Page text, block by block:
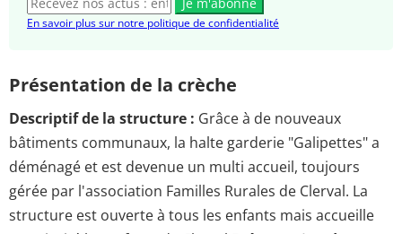
Je m'abonne
En savoir plus sur notre politique de confidentialité
Présentation de la crèche
Descriptif de la structure : Grâce à de nouveaux
bâtiments communaux, la halte garderie "Galipettes" a
déménagé et est devenue un multi accueil, toujours
gérée par l'association Familles Rurales de Clerval. La
structure est ouverte à tous les enfants mais accueille